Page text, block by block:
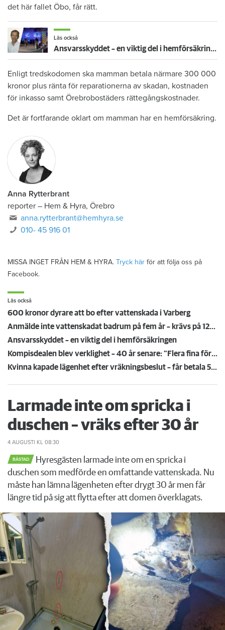
det här fallet Öbo, får rätt.
Läs också
Ansvarsskyddet – en viktig del i hemförsäkringen
Enligt tredskodomen ska mamman betala närmare 300 000
kronor plus ränta för reparationerna av skadan, kostnaden
för inkasso samt Örebrobostäders rättegångskostnader.
Det är fortfarande oklart om mamman har en hemförsäkring.
Anna Rytterbrant
reporter – Hem & Hyra, Örebro
anna.rytterbrant@hemhyra.se
010- 45 916 01
MISSA INGET FRÅN HEM & HYRA. Tryck här för att följa oss på
Facebook.
Läs också
600 kronor dyrare att bo efter vattenskada i Varberg
Anmälde inte vattenskadat badrum på fem år – krävs på 125 000 kronor
Ansvarsskyddet – en viktig del i hemförsäkringen
Kompisdealen blev verklighet – 40 år senare: "Flera fina fördelar med att dela bostad"
Kvinna kapade lägenhet efter vräkningsbeslut – får betala 50 000
Larmade inte om spricka i
duschen – vräks efter 30 år
4 AUGUSTI KL 08:30
BÅSTAD
Hyresgästen larmade inte om en spricka i
duschen som medförde en omfattande vattenskada. Nu
måste han lämna lägenheten efter drygt 30 år men får
längre tid på sig att flytta efter att domen överklagats.